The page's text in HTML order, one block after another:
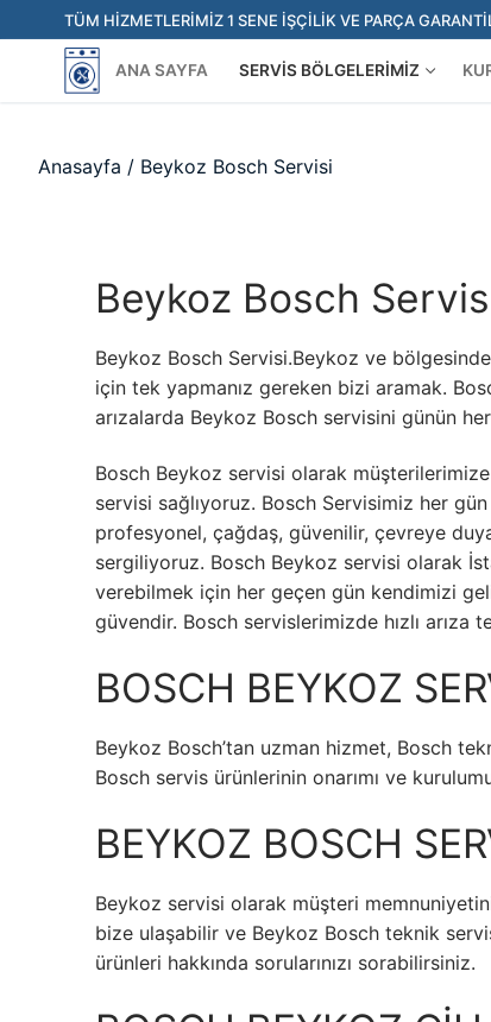
atla
TÜM HIZMETLERIMIZ 1 SENE İŞÇILIK VE PARÇA
ANA SAYFA SERVIS BÖLGELERIMIZ
Anasayfa / Beykoz Bosch Servisi
Beykoz Bosch
Beykoz Bosch Servisi.Beykoz ve
için tek yapmanız gereken bizi aramak.
arızalarda Beykoz Bosch servisini günün
Bosch Beykoz servisi olarak
servisi sağlıyoruz. Bosch Servisimiz her
profesyonel, çağdaş, güvenilir, çevreye
sergiliyoruz. Bosch Beykoz servisi olarak
verebilmek için her geçen gün kendimizi
güvendir. Bosch servislerimizde hızlı arıza
BOSCH BEYKOZ
Beykoz Bosch’tan uzman hizmet, Bosch
Bosch servis ürünlerinin onarımı ve
BEYKOZ BOSCH
Beykoz servisi olarak müşteri
bize ulaşabilir ve Beykoz Bosch teknik
ürünleri hakkında sorularınızı sorabilirsiniz.